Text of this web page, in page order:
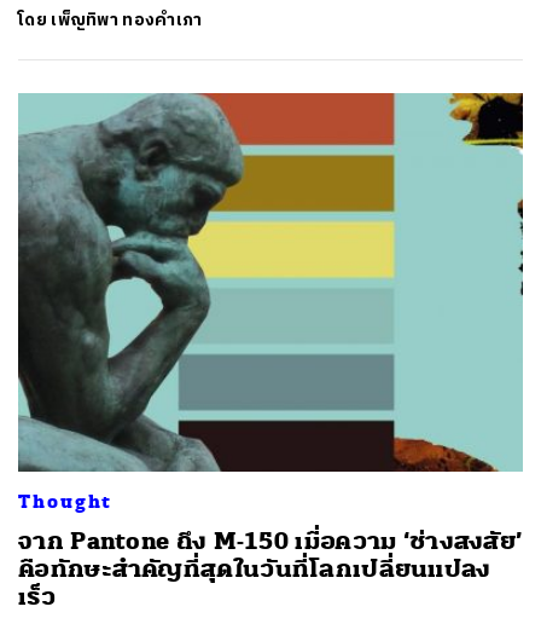
โดย เพ็ญทิพา ทองคำเภา
Thought
จาก Pantone ถึง M-150 เมื่อความ ‘ช่างสงสัย’
คือทักษะสำคัญที่สุดในวันที่โลกเปลี่ยนแปลง
เร็ว
ค้นหา
TWEET